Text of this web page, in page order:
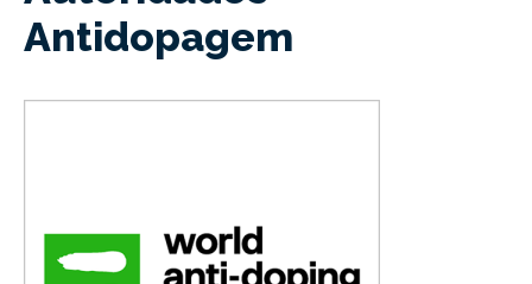
Antidopagem